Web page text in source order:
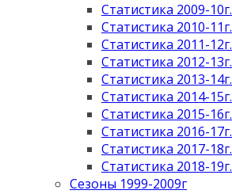
Статистика 2009-10г.
Статистика 2010-11г.
Статистика 2011-12г.
Статистика 2012-13г.
Статистика 2013-14г.
Статистика 2014-15г.
Статистика 2015-16г.
Статистика 2016-17г.
Статистика 2017-18г.
Статистика 2018-19г.
Сезоны 1999-2009г